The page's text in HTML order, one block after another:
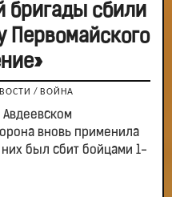
бригады сбили
Первомайского
/ ВОЙНА
вновь применила
был сбит бойцами 1-